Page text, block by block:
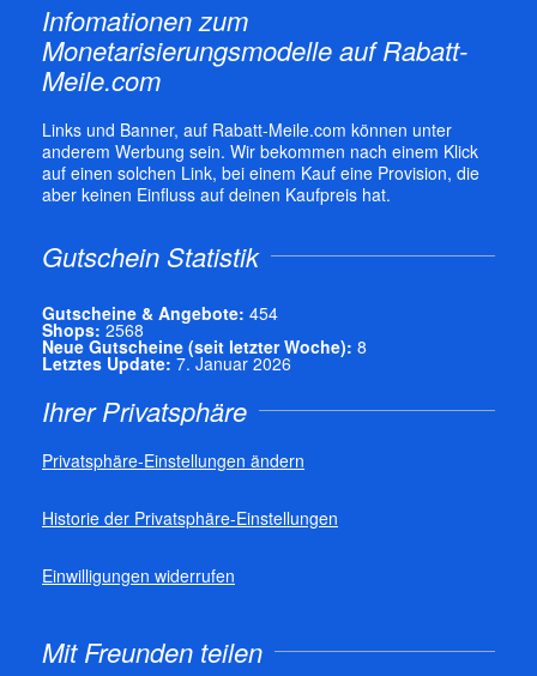
Infomationen zum
Monetarisierungsmodelle auf Rabatt-
Meile.com
Links und Banner, auf Rabatt-Meile.com können unter
anderem Werbung sein. Wir bekommen nach einem Klick
auf einen solchen Link, bei einem Kauf eine Provision, die
aber keinen Einfluss auf deinen Kaufpreis hat.
Gutschein Statistik
Gutscheine & Angebote: 454
Shops: 2568
Neue Gutscheine (seit letzter Woche): 8
Letztes Update: 7. Januar 2026
Ihrer Privatsphäre
Privatsphäre-Einstellungen ändern
Historie der Privatsphäre-Einstellungen
Einwilligungen widerrufen
Mit Freunden teilen